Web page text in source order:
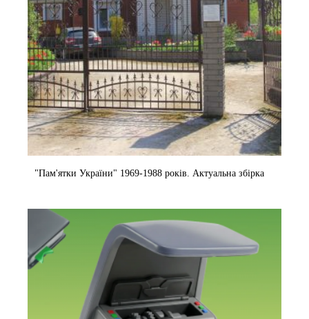
"Пам'ятки України" 1969-1988 років. Актуальна збірка